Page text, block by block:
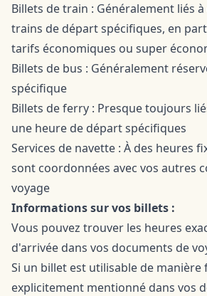
Billets de train : Généralement liés
trains de départ spécifiques, en
tarifs économiques ou super
Billets de bus : Généralement
spécifique
Billets de ferry : Presque toujours
une heure de départ spécifiques
Services de navette : À des heures
sont coordonnées avec vos autres
voyage
Informations sur vos billets :
Vous pouvez trouver les heures
d'arrivée dans vos documents de
Si un billet est utilisable de manière
explicitement mentionné dans vos